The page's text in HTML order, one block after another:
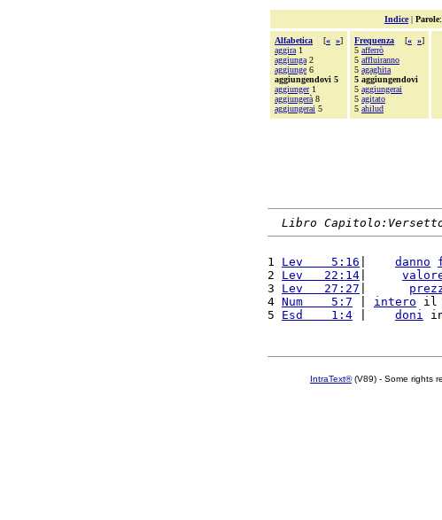
Indice| Parole:
Alfabetica [« »]
aggira 1
aggiunga 2
aggiunge 6
aggiungendovi 5
aggiunger1
aggiungerà 8
aggiungerai 5
Frequenza [« »]
5 afferrò
5 affluiranno
5 agaghita
5 aggiungendovi
5 aggiungerai
5 agitato
5 ahilud
Libro
1 Lev    5:16 danno
2 Lev   22:14
3 Lev   27:27
4 Num    5:7 intero il
5 Esd    1:4 doni
IntraText®(V89) - Some rights